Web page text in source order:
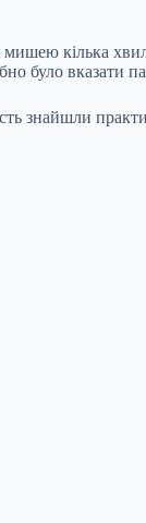
кілька
було вказати
знайшли